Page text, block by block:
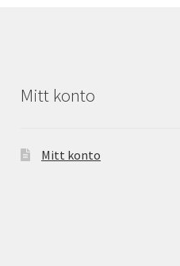
Mitt konto
Mitt konto